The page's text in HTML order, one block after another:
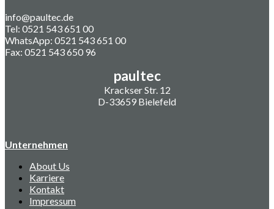
info@paultec.de
Tel: 0521 543 651 00
WhatsApp: 0521 543 651 00
Fax: 0521 543 650 96
paultec
Krackser Str. 12
D-33659 Bielefeld
Unternehmen
About Us
Karriere
Kontakt
Impressum